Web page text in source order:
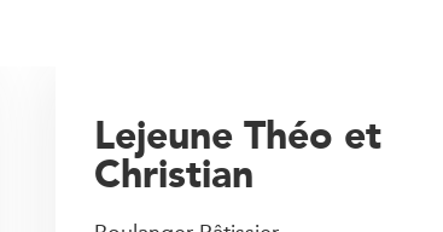
Lejeune Théo et
Christian